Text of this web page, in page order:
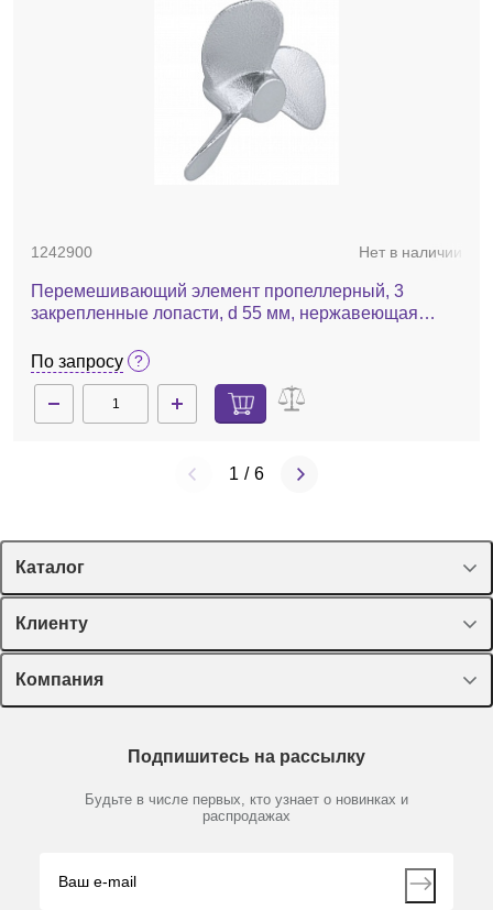
1242900 Нет в наличии
Перемешивающий элемент пропеллерный, 3
закрепленные лопасти, d 55 мм, нержавеющая
По запросу
1 / 6
Каталог
Спецпредложения
Оборудование, приборы
Пластик, стекло, принадлежности
Химические реактивы, препараты, наборы
Производители
Клиенту
Лекторий Диаэм
Доставка и оплата
Мобильное приложение
Компания
Партнеры
Контакты
Подпишитесь на рассылку
Будьте в числе первых, кто узнает о новинках и
распродажах